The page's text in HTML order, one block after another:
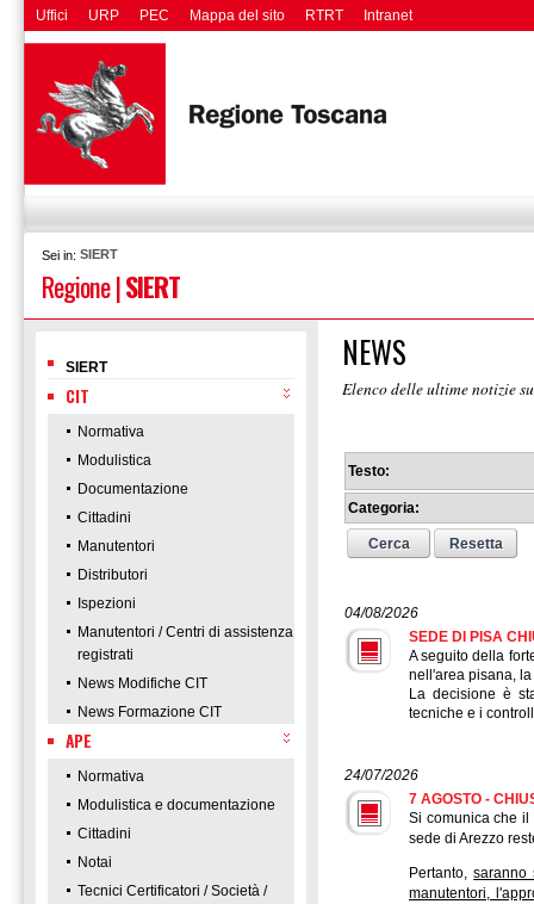
Uffici URP PEC Mappa del sito RTRT Intranet
Sei in: SIERT
Regione|SIERT
SIERT
CIT
Normativa
Modulistica
Documentazione
Cittadini
Manutentori
Distributori
Ispezioni
Manutentori / Centri di assistenza
registrati
News Modifiche CIT
News Formazione CIT
APE
Normativa
Modulistica e documentazione
Cittadini
Notai
Tecnici Certificatori / Società /
NEWS
Elenco delle ultime notizie
Testo:
Categoria:
04/08/2026
SEDE DI PISA
A seguito della
nell'area pisana,
La decisione è
tecniche e i
24/07/2026
7 AGOSTO -
Si comunica che il
sede di Arezzo
Pertanto,saranno
manutentori,